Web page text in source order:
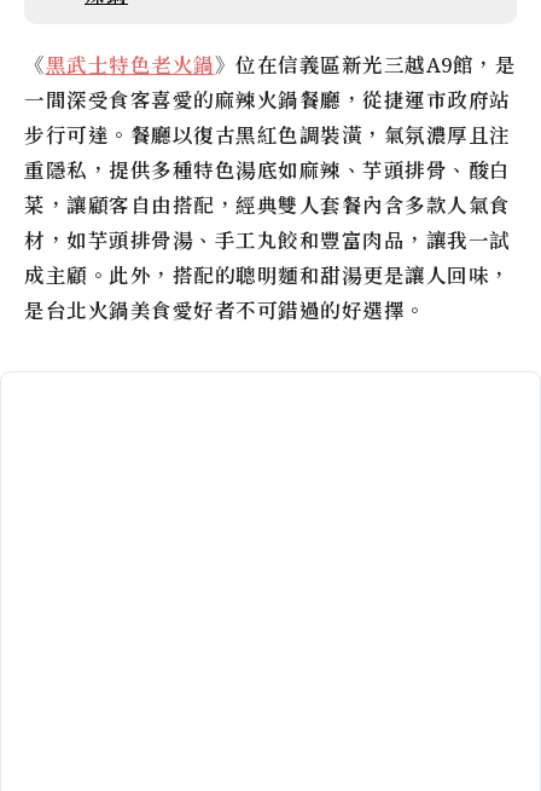
《黑武士特色老火鍋》位在信義區新光三越A9館，是
一間深受食客喜愛的麻辣火鍋餐廳，從捷運市政府站
步行可達。餐廳以復古黑紅色調裝潢，氣氛濃厚且注
重隱私，提供多種特色湯底如麻辣、芋頭排骨、酸白
菜，讓顧客自由搭配，經典雙人套餐內含多款人氣食
材，如芋頭排骨湯、手工丸餃和豐富肉品，讓我一試
成主顧。此外，搭配的聰明麵和甜湯更是讓人回味，
是台北火鍋美食愛好者不可錯過的好選擇。